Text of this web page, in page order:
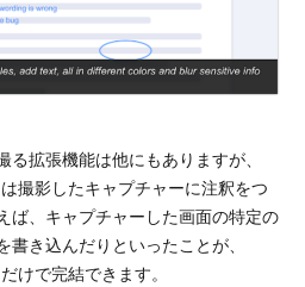
拡張機能は他にもありますが、
撮影したキャプチャーに注釈をつ
ば、キャプチャーした画面の特定の
き込んだりといったことが、
けで完結できます。